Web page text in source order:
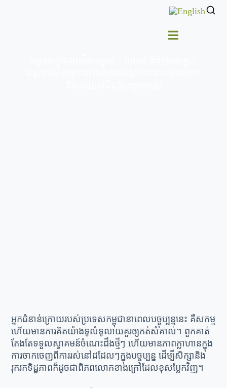
អ្នកជំនាន់ក្រោយរបស់ប្រទេសកម្ពុជានាពេលបច្ចុប្បន្ននេះ គឺសកម្ម
ហើយមានការគិតយ៉ាងទូលំទូលាយគួរឲ្យកត់សំគាល់។ ពួកគាត់
តែងតែទទួលស្វាគមន៍ចំណេះដឹងថ្មីៗ ហើយមានភាពក្លាហានក្នុង
ការចាកចេញពីការរស់នៅដដែលៗក្នុងបច្ចុប្បន្ន ដើម្បីសិក្សានិង
រុករកទិដ្ឋភាពក៏ដូចជាពិភពលោកខាងក្រៅដែលខុសប្លែកវិញ។